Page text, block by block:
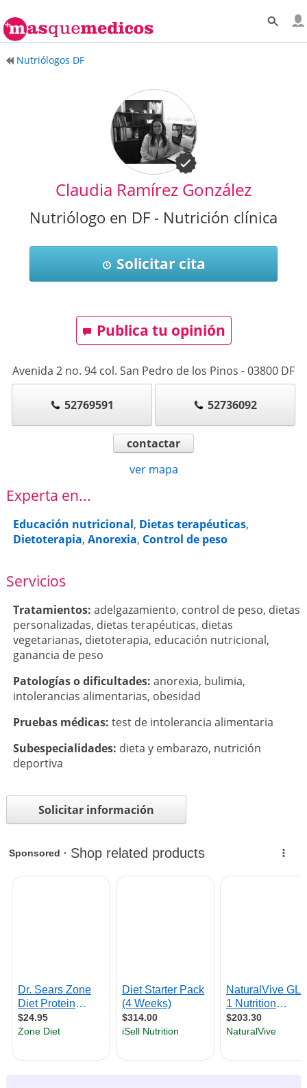
Nutriólogos DF
Claudia Ramírez González
Nutriólogo en DF - Nutrición clínica
Solicitar cita
Publica tu opinión
Avenida 2 no. 94 col. San Pedro de los Pinos -03800 DF
52769591 52736092
contactar
ver mapa
Experta en...
Educación nutricional, Dietas terapéuticas,
Dietoterapia, Anorexia, Control de peso
Servicios
Tratamientos: adelgazamiento, control de peso, dietas
personalizadas, dietas terapéuticas, dietas
vegetarianas, dietoterapia, educación nutricional,
ganancia de peso
Patologí­as o dificultades: anorexia, bulimia,
intolerancias alimentarias, obesidad
Pruebas médicas: test de intolerancia alimentaria
Subespecialidades: dieta y embarazo, nutrición
deportiva
Solicitar información